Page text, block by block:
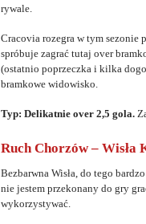
rywale.
Cracovia rozegra w tym sezonie
spróbuje zagrać tutaj over
(ostatnio poprzeczka i kilka
bramkowe widowisko.
Typ: Delikatnie over 2,5 gola.
Ruch Chorzów – Wisła
Bezbarwna Wisła, do tego
nie jestem przekonany do gry
wykorzystywać.